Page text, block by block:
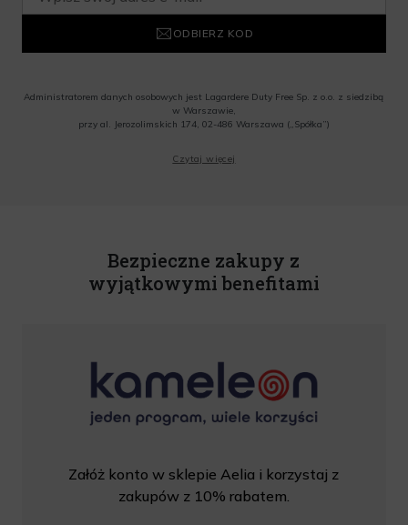
ODBIERZ KOD
Administratorem danych osobowych jest Lagardere Duty Free Sp. z o.o. z siedzibą
w Warszawie,
przy al. Jerozolimskich 174, 02-486 Warszawa („Spółka”)
o.o. informacji handlowych, w tym newslettera, informacji o promocjach i
Czytaj więcej
Bezpieczne zakupy z
wyjątkowymi benefitami
Załóż konto w sklepie Aelia i korzystaj z
zakupów z 10% rabatem.